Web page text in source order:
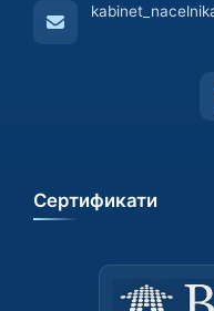
Сертификати